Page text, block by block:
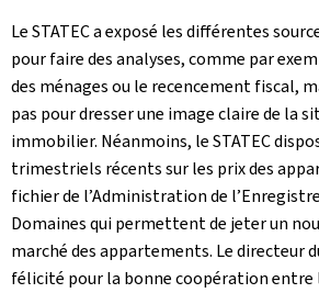
Le STATEC a exposé les différentes
pour faire des analyses, comme par
des ménages ou le recencement fiscal,
pas pour dresser une image claire de la
immobilier. Néanmoins, le STATEC
trimestriels récents sur les prix des
fichier de l’Administration de
Domaines qui permettent de jeter un
marché des appartements. Le directeur
félicité pour la bonne coopération entre